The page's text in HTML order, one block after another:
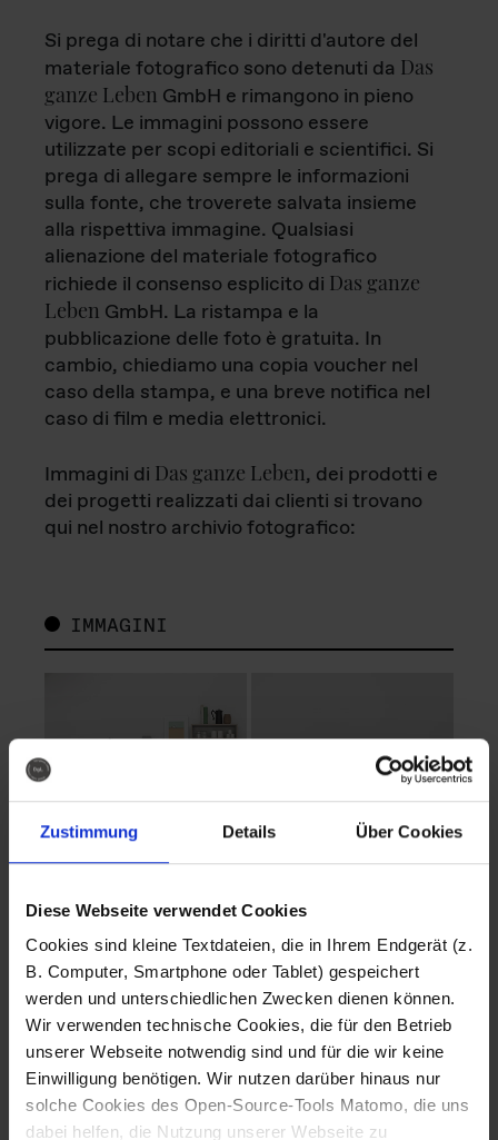
Zustimmung Details Über Cookies
Diese Webseite verwendet Cookies
Cookies sind kleine Textdateien, die in Ihrem Endgerät (z.
B. Computer, Smartphone oder Tablet) gespeichert
werden und unterschiedlichen Zwecken dienen können.
Wir verwenden technische Cookies, die für den Betrieb
unserer Webseite notwendig sind und für die wir keine
Einwilligung benötigen. Wir nutzen darüber hinaus nur
solche Cookies des Open-Source-Tools Matomo, die uns
dabei helfen, die Nutzung unserer Webseite zu
Si prega di notare che i diritti d'autore del
materiale fotografico sono detenuti da Das
ganze Leben GmbH e rimangono in pieno
vigore. Le immagini possono essere
utilizzate per scopi editoriali e scientifici. Si
prega di allegare sempre le informazioni
sulla fonte, che troverete salvata insieme
alla rispettiva immagine. Qualsiasi
alienazione del materiale fotografico
richiede il consenso esplicito di Das ganze
Leben GmbH. La ristampa e la
pubblicazione delle foto è gratuita. In
cambio, chiediamo una copia voucher nel
caso della stampa, e una breve notifica nel
caso di film e media elettronici.
Immagini di Das ganze Leben, dei prodotti e
dei progetti realizzati dai clienti si trovano
qui nel nostro archivio fotografico:
IMMAGINI
Fotografo: Lorenz
Sternbach
Download
Fotografo: Lorenz
Sternbach
Download